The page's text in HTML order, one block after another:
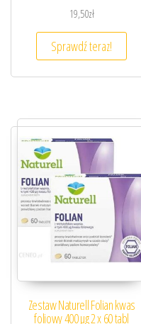
19,50zł
Sprawdź teraz!
Zestaw Naturell Folian kwas
foliowy 400 µg 2 x 60 tabl